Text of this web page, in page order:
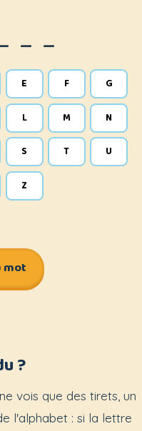
_ _
E F G
L M N
S T U
Z
mot
?
vois que des tirets, un
l'alphabet : si la lettre